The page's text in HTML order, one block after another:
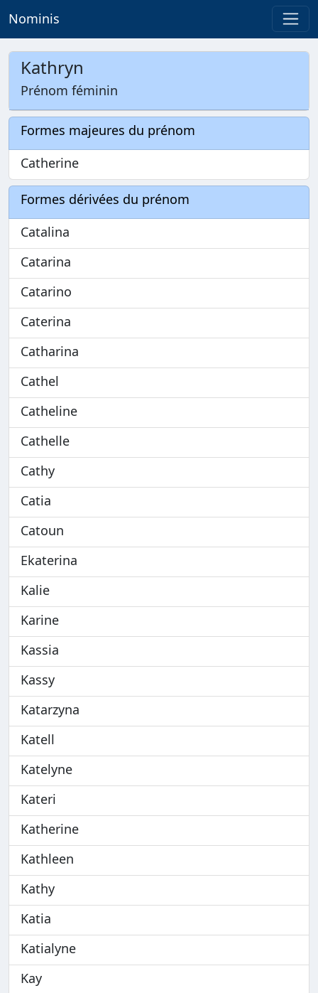
Nominis
Kathryn
Prénom féminin
Formes majeures du prénom
Catherine
Formes dérivées du prénom
Catalina
Catarina
Catarino
Caterina
Catharina
Cathel
Catheline
Cathelle
Cathy
Catia
Catoun
Ekaterina
Kalie
Karine
Kassia
Kassy
Katarzyna
Katell
Katelyne
Kateri
Katherine
Kathleen
Kathy
Katia
Katialyne
Kay